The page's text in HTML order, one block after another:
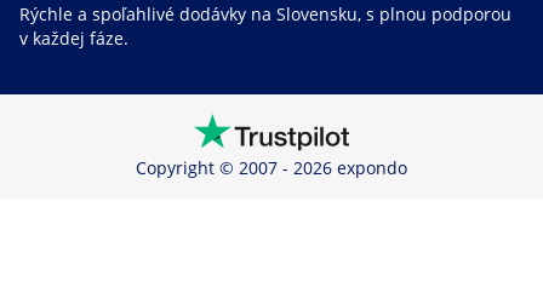
Rýchle a spoľahlivé dodávky na Slovensku, s plnou podporou
v každej fáze.
Copyright © 2007 - 2026 expondo